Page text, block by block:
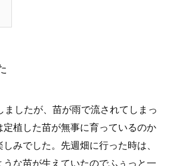
ましたが、苗が雨で流されてしまっ
植した苗が無事に育っているのか
みでした。先週畑に行った時は、
な苗が生えていたのでふぅっと一